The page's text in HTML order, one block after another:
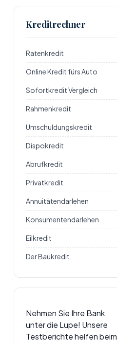
Kreditrechner
Ratenkredit
Online Kredit fürs Auto
Sofortkredit Vergleich
Rahmenkredit
Umschuldungskredit
Dispokredit
Abrufkredit
Privatkredit
Annuitätendarlehen
Konsumentendarlehen
Eilkredit
Der Baukredit
Nehmen Sie Ihre Bank
unter die Lupe! Unsere
Testberichte helfen beim